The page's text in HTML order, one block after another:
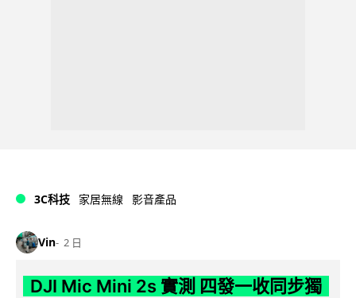
3C科技 家居無線 影音產品
Vin 2 日
DJI Mic Mini 2s 實測 四發一收同步獨